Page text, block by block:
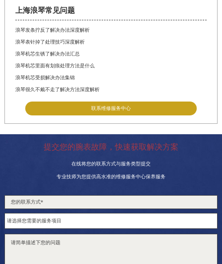
上海浪琴常见问题
浪琴发条拧反了解决办法深度解析
浪琴表针掉了处理技巧深度解析
浪琴机芯生锈了解决办法汇总
浪琴机芯里面有划痕处理方法是什么
浪琴机芯受损解决办法集锦
浪琴很久不戴不走了解决方法深度解析
联系维修服务中心
提交您的腕表故障，快速获取解决方案
在线将您的联系方式与服务类型提交
专业技师为您提供高水准的维修服务中心保养服务